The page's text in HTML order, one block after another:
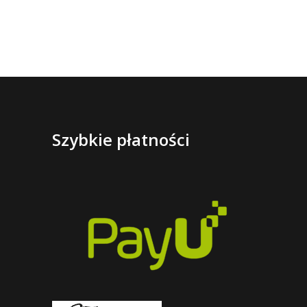
Szybkie płatności